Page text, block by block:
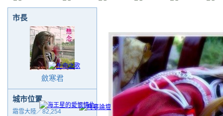
市長
斂寒君
城市位置
霜雪大陸／82,254